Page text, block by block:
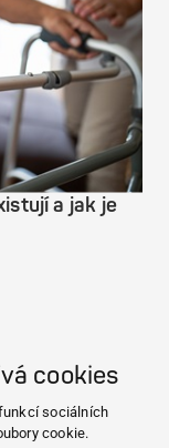
cookies
sociálních
cookie.
a jak je